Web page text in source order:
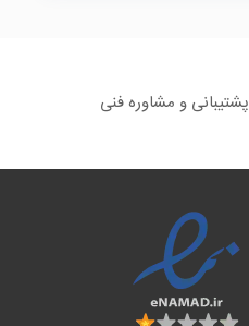
پشتیبانی و مشاوره فنی